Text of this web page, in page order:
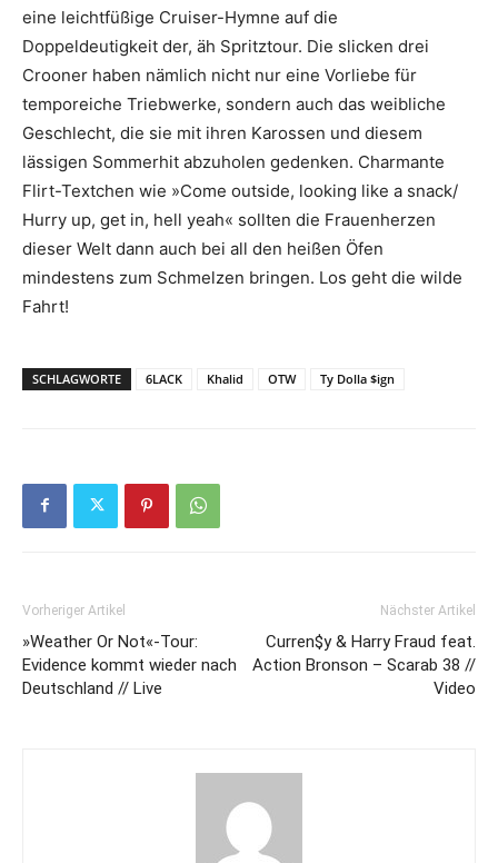
eine leichtfüßige Cruiser-Hymne auf die
Doppeldeutigkeit der, äh Spritztour. Die slicken drei
Crooner haben nämlich nicht nur eine Vorliebe für
temporeiche Triebwerke, sondern auch das weibliche
Geschlecht, die sie mit ihren Karossen und diesem
lässigen Sommerhit abzuholen gedenken. Charmante
Flirt-Textchen wie »Come outside, looking like a snack/
Hurry up, get in, hell yeah« sollten die Frauenherzen
dieser Welt dann auch bei all den heißen Öfen
mindestens zum Schmelzen bringen. Los geht die wilde
Fahrt!
SCHLAGWORTE 6LACK Khalid OTW Ty Dolla $ign
Vorheriger Artikel
»Weather Or Not«-Tour:
Evidence kommt wieder nach
Deutschland // Live
Nächster Artikel
Curren$y & Harry Fraud feat.
Action Bronson – Scarab 38 //
Video